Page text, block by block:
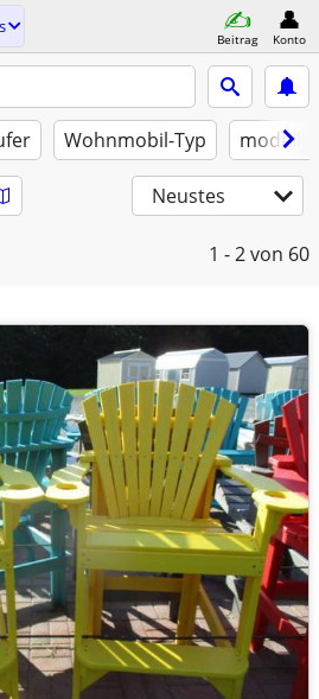
Beitrag Konto
Wohnmobil-Typ
Neustes
1 - 2von 60